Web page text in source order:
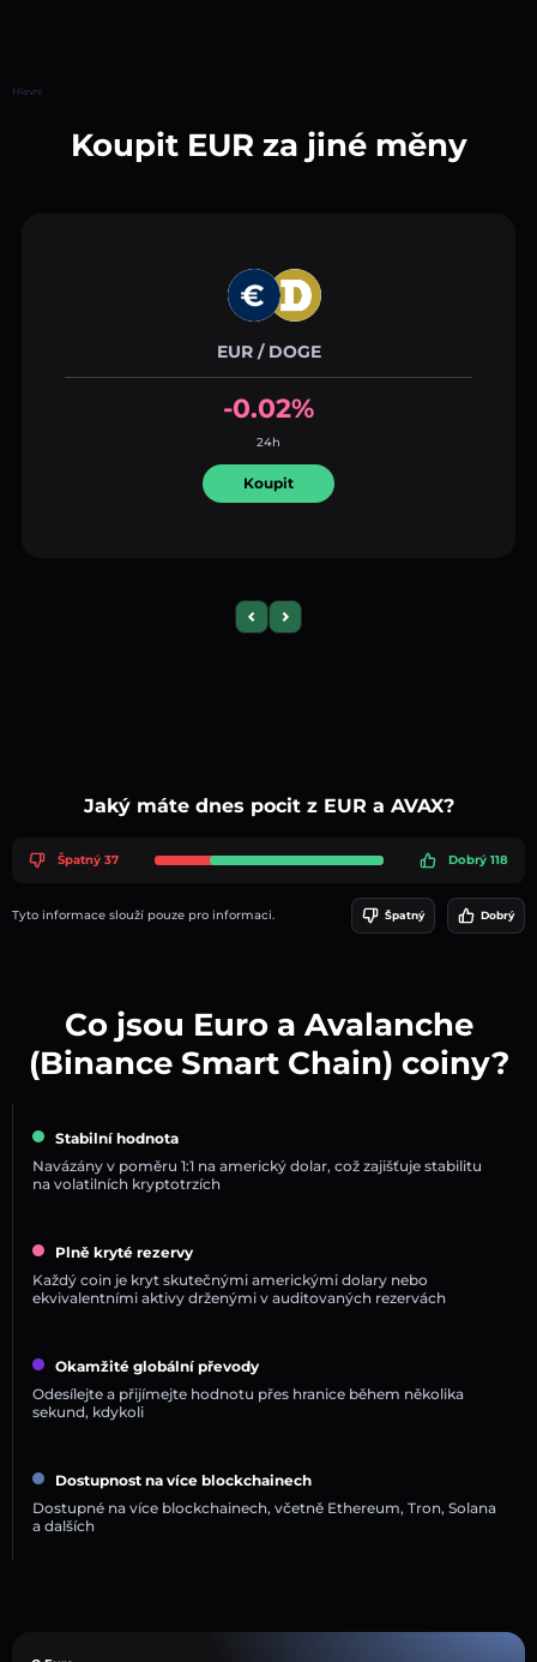
Hlavní
Koupit EUR za jiné měny
EUR / DOGE
-0.02%
24h
Koupit
Previous slide
Next slide
Jaký máte dnes pocit z EUR a AVAX?
Špatný 37 Dobrý 118
Tyto informace slouží pouze pro informaci. Špatný Dobrý
Co jsou Euro a Avalanche
(Binance Smart Chain) coiny?
Stabilní hodnota
Navázány v poměru 1:1 na americký dolar, což zajišťuje stabilitu
na volatilních kryptotrzích
Plně kryté rezervy
Každý coin je kryt skutečnými americkými dolary nebo
ekvivalentními aktivy drženými v auditovaných rezervách
Okamžité globální převody
Odesílejte a přijímejte hodnotu přes hranice během několika
sekund, kdykoli
Dostupnost na více blockchainech
Dostupné na více blockchainech, včetně Ethereum, Tron, Solana
a dalších